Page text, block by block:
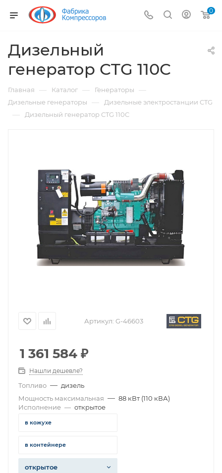
0
Дизельный
генератор CTG 110C
Главная — Каталог — Генераторы —
Дизельные генераторы — Дизельные электростанции CTG
— Дизельный генератор CTG 110C
Артикул: G-46603
1 361 584 ₽
Нашли дешевле?
Топливо — дизель
Мощность максимальная — 88 кВт (110 кВА)
Исполнение — открытое
в кожухе
в контейнере
открытое